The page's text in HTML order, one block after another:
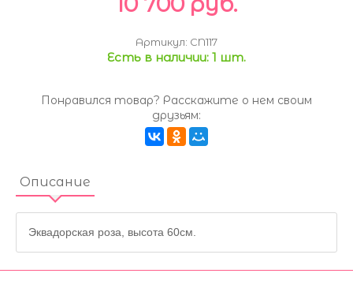
Артикул: CN117
Есть в наличии: 1 шт.
Понравился товар? Расскажите о нем своим
друзьям:
Описание
Эквадорская роза, высота 60см.